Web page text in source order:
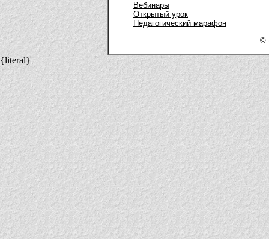
Вебинары
Открытый урок
Педагогический марафон
©
{literal}